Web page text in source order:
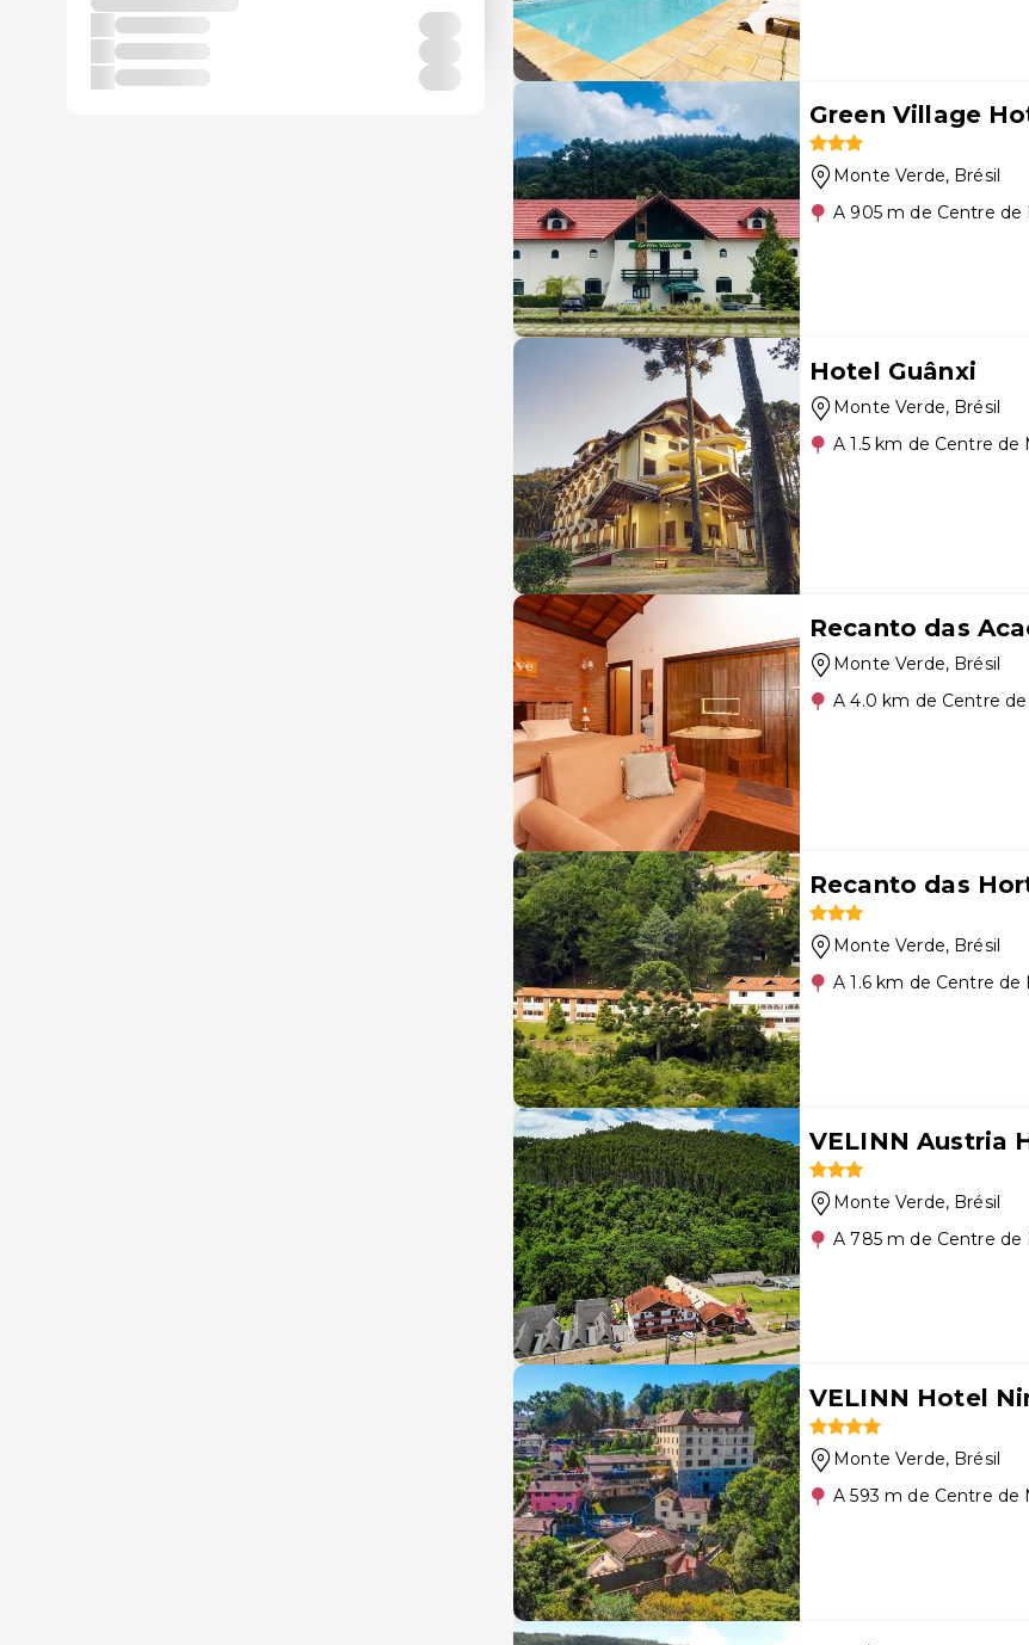
Green Village
Monte Verde, Brésil
A 905 m de Centre de
Hotel Guânxi
Monte Verde, Brésil
A 1.5 km de Centre de
Recanto das
Monte Verde, Brésil
A 4.0 km de Centre
Recanto das
Monte Verde, Brésil
A 1.6 km de Centre de
VELINN Austria
Monte Verde, Brésil
A 785 m de Centre de
VELINN Hotel
Monte Verde, Brésil
A 593 m de Centre de